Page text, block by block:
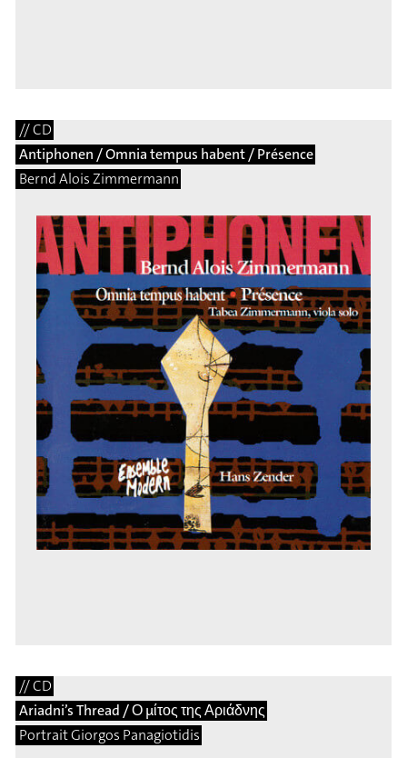
// CD
Antiphonen / Omnia tempus habent / Présence
Bernd Alois Zimmermann
// CD
Ariadni’s Thread / Ο μίτος της Αριάδνης
Portrait Giorgos Panagiotidis